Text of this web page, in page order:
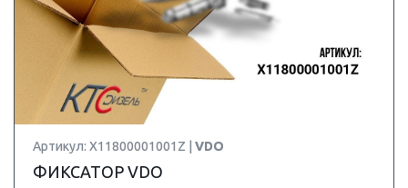
Артикул: X11800001001Z | VDO
ФИКСАТОР VDO